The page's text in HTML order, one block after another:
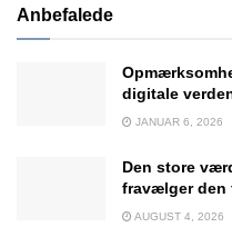
Anbefalede
digitale
JANUAR 6, 2026
Den store
fravælger den
AUGUST 4, 2026